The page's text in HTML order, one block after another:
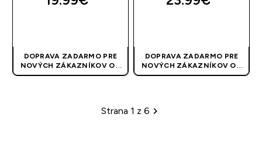
DOPRAVA ZADARMO PRE
NOVÝCH ZÁKAZNÍKOV OD
40 EUR| AKCIA SA APLIKUJE
DOPRAVA ZADARMO PRE
NOVÝCH ZÁKAZNÍKOV OD
40 EUR| AKCIA SA APLIKUJE
Stránkovanie
Strana 1 z 6